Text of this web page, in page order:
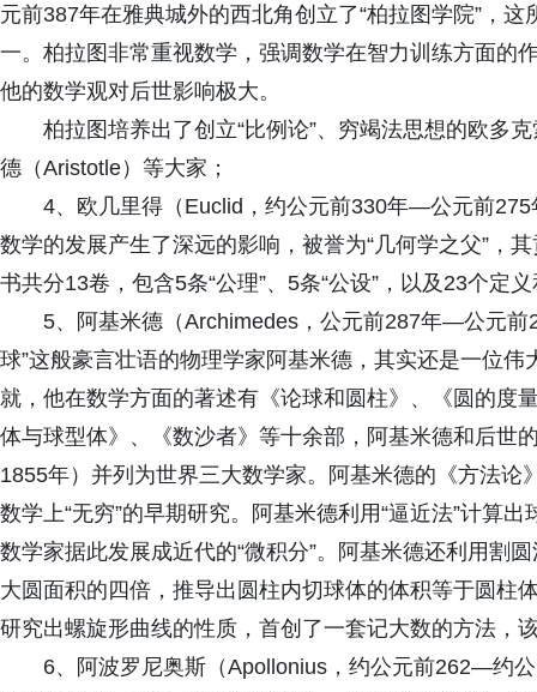
元前387年在雅典城外的西北角创立了“柏拉图学院”，
一。柏拉图非常重视数学，强调数学在智力训练方面的
他的数学观对后世影响极大。
柏拉图培养出了创立“比例论”、穷竭法思想的欧多
德（Aristotle）等大家；
4、欧几里得（Euclid，约公元前330年—公元前
数学的发展产生了深远的影响，被誉为“几何学之父”，
书共分13卷，包含5条“公理”、5条“公设”，以及23个定
5、阿基米德（Archimedes，公元前287年—公元前
球”这般豪言壮语的物理学家阿基米德，其实还是一位
就，他在数学方面的著述有《论球和圆柱》、《圆的度
体与球型体》、《数沙者》等十余部，阿基米德和后
1855年）并列为世界三大数学家。阿基米德的《方法论
数学上“无穷”的早期研究。阿基米德利用“逼近法”计算
数学家据此发展成近代的“微积分”。阿基米德还利用割
大圆面积的四倍，推导出圆柱内切球体的体积等于圆柱
研究出螺旋形曲线的性质，首创了一套记大数的方法，
6、阿波罗尼奥斯（Apollonius，约公元前262—约